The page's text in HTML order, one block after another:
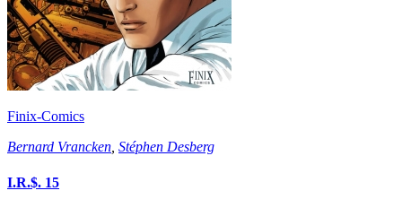
Finix-Comics
Bernard Vrancken, Stéphen Desberg
I.R.$. 15